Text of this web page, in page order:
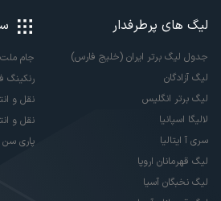
لیگ های پرطرفدار
جدول لیگ برتر ایران (خلیج فارس)
لیگ آزادگان
لیگ برتر انگلیس
لالیگا اسپانیا
سری آ ایتالیا
لیگ قهرمانان اروپا
لیگ نخبگان آسیا
جام
رنکینگ
نقل و
نقل و
پاری سن